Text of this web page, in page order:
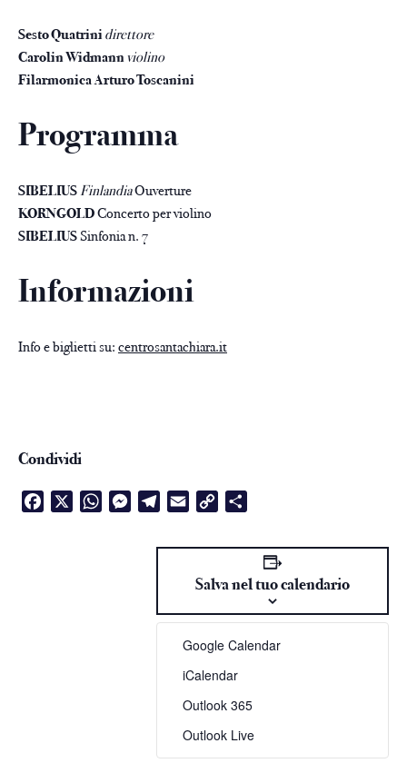
Sesto Quatrinidirettore
Carolin Widmannviolino
Filarmonica Arturo Toscanini
Programma
SIBELIUSFinlandiaOuverture
KORNGOLDConcerto per violino
SIBELIUSSinfonia n. 7
Informazioni
Info e biglietti su: centrosantachiara.it
Condividi
Facebook WhatsAppMessenger
Telegram
Email
Copy
Salva nel tuo calendario
Google Calendar
iCalendar
Outlook 365
Outlook Live